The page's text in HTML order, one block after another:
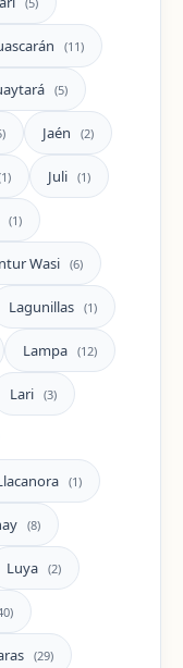
(11)
(5)
Jaén (2)
Juli (1)
(1)
Wasi (6)
Lagunillas (1)
Lampa (12)
Lari (3)
(1)
(8)
Luya (2)
(29)